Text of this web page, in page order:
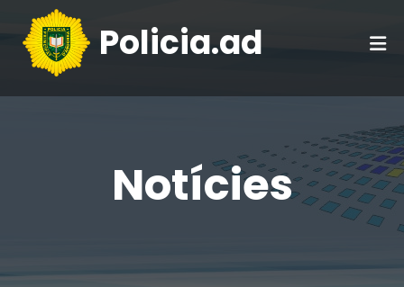
Policia.ad
Notícies